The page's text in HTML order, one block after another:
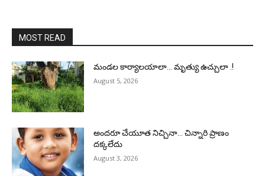
MOST READ
మండల కార్యాలయాలా… మృత్యు ఉచ్చులా .!
August 5, 2026
అందరూ చేయూత నిచ్చినా… చిన్నారి ప్రాణం
దక్కలేదు
August 3, 2026